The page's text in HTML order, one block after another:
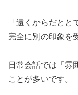
「遠くからだと
完全に別の印象を
日常会話では「雰
ことが多いです。